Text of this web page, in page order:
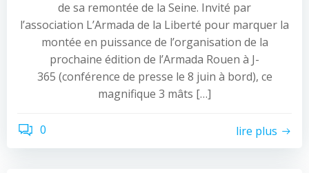
de sa remontée de la Seine. Invité par
l’association L’Armada de la Liberté pour marquer la
montée en puissance de l’organisation de la
prochaine édition de l’Armada Rouen à J-
365 (conférence de presse le 8 juin à bord), ce
magnifique 3 mâts […]
0 lire plus